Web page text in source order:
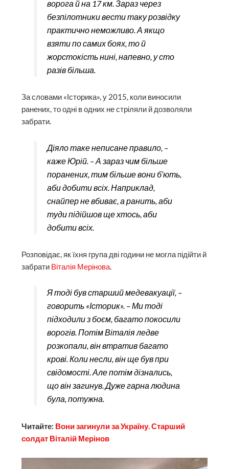
ворога й на 17 км. Зараз через
безпілотники вести таку розвідку
практично неможливо. А якщо
взяти по самих боях, то й
жорстокість нині, напевно, у сто
разів більша.
За словами «Історика», у 2015, коли виносили
ранених, то одні в одних не стріляли й дозволяли
забрати.
Діяло таке неписане правило, –
каже Юрій. – А зараз чим більше
поранених, тим більше вони б’ють,
аби добити всіх. Наприклад,
снайпер не вбиває, а ранить, аби
туди підійшов ще хтось, аби
добити всіх.
Розповідає, як їхня група дві години не могла підійти й
забрати Віталія Мерінова.
Я тоді був старший медевакуації, –
говорить «Історик». – Ми тоді
підходили з боєм, багато покосили
ворогів. Потім Віталія ледве
розкопали, він втратив багато
крові. Коли несли, він ще був при
свідомості. Але потім дізнались,
що він загинув. Дуже гарна людина
була, потужна.
Читайте: Вони загинули за Україну. Старший
солдат Віталій Мерінов